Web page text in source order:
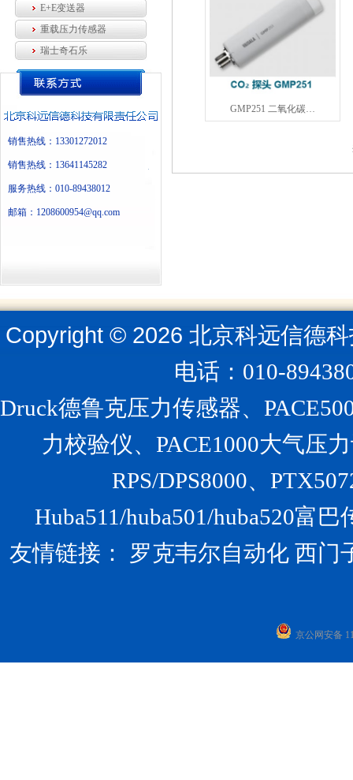
E+E变送器
重载压力传感器
瑞士奇石乐
销售热线：13301272012
销售热线：13641145282
服务热线：010-89438012
邮箱：1208600954@qq.com
GMP251 二氧化碳…
Copyright © 2026北京科远信德
电话：010-
Druck德鲁克压力传感器、
力校验仪、PACE1000大气压
RPS/DPS8000、
Huba511/huba501/huba520富
友情链接： 罗克韦尔自动化 西门
京公网安备